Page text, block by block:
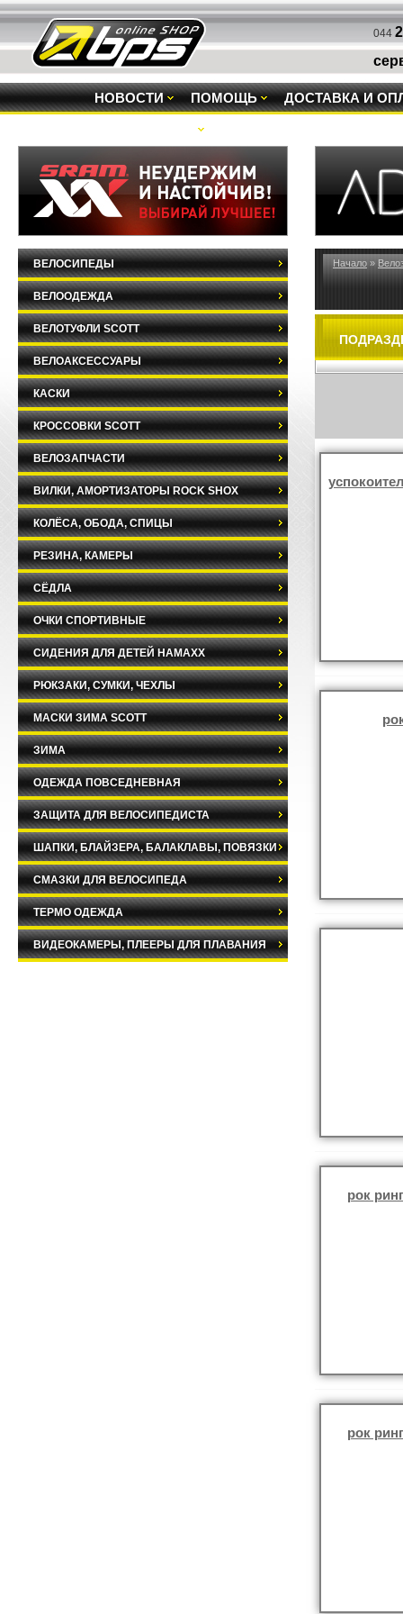
044
НОВОСТИ ПОМОЩЬ ДОСТАВКА И
Начало »
рок
рок
ВЕЛОСИПЕДЫ
ВЕЛООДЕЖДА
ВЕЛОТУФЛИ SCOTT
ВЕЛОАКСЕССУАРЫ
КАСКИ
КРОССОВКИ SCOTT
ВЕЛОЗАПЧАСТИ
ВИЛКИ, АМОРТИЗАТОРЫ ROCK SHOX
КОЛЁСА, ОБОДА, СПИЦЫ
РЕЗИНА, КАМЕРЫ
СЁДЛА
ОЧКИ СПОРТИВНЫЕ
СИДЕНИЯ ДЛЯ ДЕТЕЙ HAMAXX
РЮКЗАКИ, СУМКИ, ЧЕХЛЫ
МАСКИ ЗИМА SCOTT
ЗИМА
ОДЕЖДА ПОВСЕДНЕВНАЯ
ЗАЩИТА ДЛЯ ВЕЛОСИПЕДИСТА
ШАПКИ, БЛАЙЗЕРА, БАЛАКЛАВЫ, ПОВЯЗКИ
СМАЗКИ ДЛЯ ВЕЛОСИПЕДА
ТЕРМО ОДЕЖДА
ВИДЕОКАМЕРЫ, ПЛЕЕРЫ ДЛЯ ПЛАВАНИЯ